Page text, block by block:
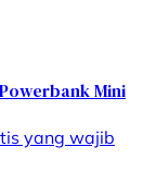
Mini
yang wajib